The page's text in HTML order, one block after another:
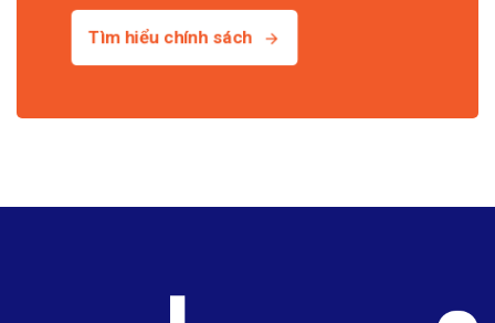
Tìm hiểu chính sách